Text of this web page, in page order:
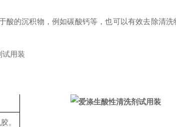
酸的沉积物，例如碳酸钙等，也可以有效去除清洗
。